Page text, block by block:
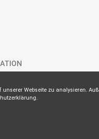
Webseite zu analysieren.
.